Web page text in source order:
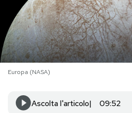
PODCAST
NEWSLETTER
I MIEI PREFERITI
SHOP
Europa (NASA)
Ascolta l'articolo 09:52